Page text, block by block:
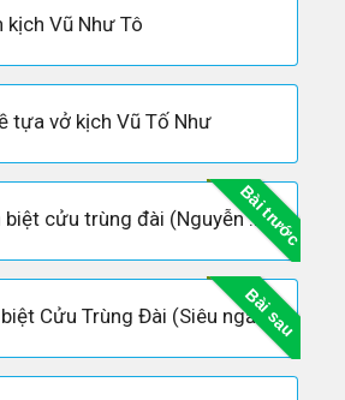
kịch Vũ Như Tô
tựa vở kịch Vũ Tố Như
Bài trước
Soạn bài : Vĩnh biệt cửu trùng đài (Nguyễn Huy Tưởng)
Bài sau
Soạn bài: Vĩnh biệt Cửu Trùng Đài (Siêu ngắn)